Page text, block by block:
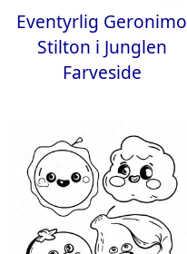
Eventyrlig Geronimo
Stilton i Junglen
Farveside